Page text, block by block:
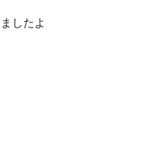
したよ